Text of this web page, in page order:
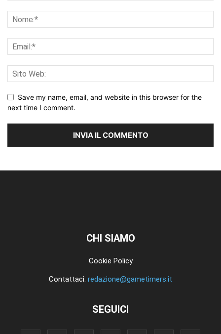
Save my name, email, and website in this browser for the
next time I comment.
CHI SIAMO
Cookie Policy
Contattaci: redazione@gametimers.it
SEGUICI